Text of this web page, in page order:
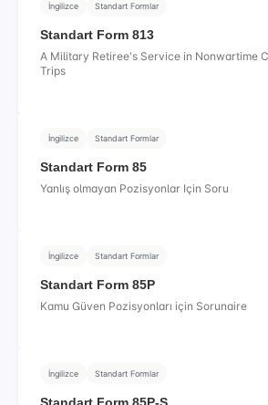
İngilizce Standart Formlar
Standart Form 813
A Military Retiree's Service in Nonwartime
Trips
İngilizce Standart Formlar
Standart Form 85
Yanlış olmayan Pozisyonlar Için Soru
İngilizce Standart Formlar
Standart Form 85P
Kamu Güven Pozisyonları için Sorunaire
İngilizce Standart Formlar